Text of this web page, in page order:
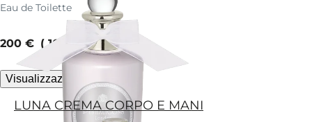
abete. Lasciati andare.
Eau de Toilette
current price
200 € 100 ml
Visualizzazione rapida
LUNA CREMA CORPO E MANI